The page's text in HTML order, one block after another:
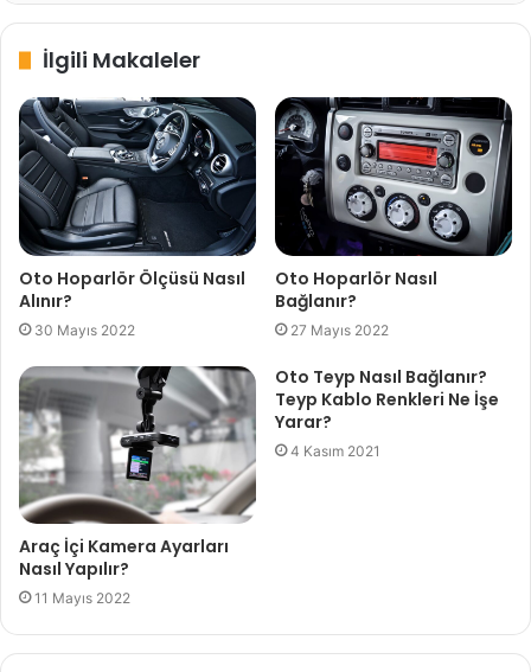
İlgili Makaleler
Oto Hoparlör Ölçüsü Nasıl
Alınır?
30 Mayıs 2022
Oto Hoparlör Nasıl
Bağlanır?
27 Mayıs 2022
Araç İçi Kamera Ayarları
Nasıl Yapılır?
11 Mayıs 2022
Oto Teyp Nasıl Bağlanır?
Teyp Kablo Renkleri Ne İşe
Yarar?
4 Kasım 2021